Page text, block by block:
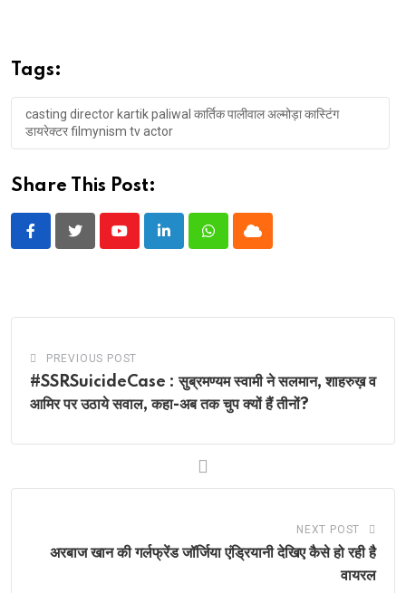
Tags:
casting director kartik paliwal कार्तिक पालीवाल अल्मोड़ा कास्टिंग
डायरेक्टर filmynism tv actor
Share This Post:
YoutubeLinkedInWhatsappCloud
PREVIOUS POST
#SSRSuicideCase : सुब्रमण्यम स्वामी ने सलमान, शाहरुख़ व
आमिर पर उठाये सवाल, कहा-अब तक चुप क्यों हैं तीनों?
NEXT POST
अरबाज खान की गर्लफ्रेंड जॉर्जिया एंड्रियानी देखिए कैसे हो रही है
वायरल